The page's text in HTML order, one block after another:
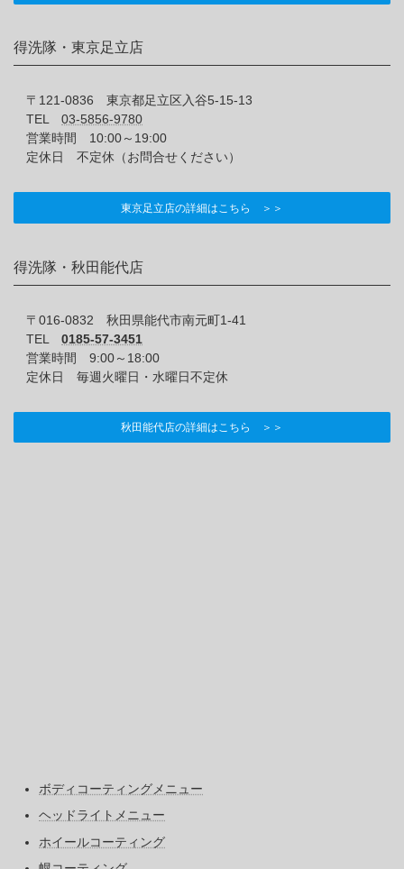
得洗隊・東京足立店
〒121-0836 東京都足立区入谷5-15-13
TEL 03-5856-9780
営業時間 10:00～19:00
定休日 不定休（お問合せください）
東京足立店の詳細はこちら ＞＞
得洗隊・秋田能代店
〒016-0832 秋田県能代市南元町1-41
TEL 0185-57-3451
営業時間 9:00～18:00
定休日 毎週火曜日・水曜日不定休
秋田能代店の詳細はこちら ＞＞
ボディコーティングメニュー
ヘッドライトメニュー
ホイールコーティング